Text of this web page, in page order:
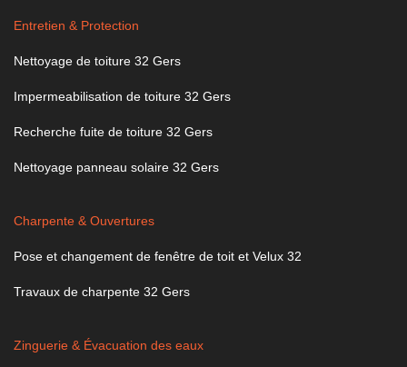
Entretien & Protection
Nettoyage de toiture 32 Gers
Impermeabilisation de toiture 32 Gers
Recherche fuite de toiture 32 Gers
Nettoyage panneau solaire 32 Gers
Charpente & Ouvertures
Pose et changement de fenêtre de toit et Velux 32
Travaux de charpente 32 Gers
Zinguerie & Évacuation des eaux